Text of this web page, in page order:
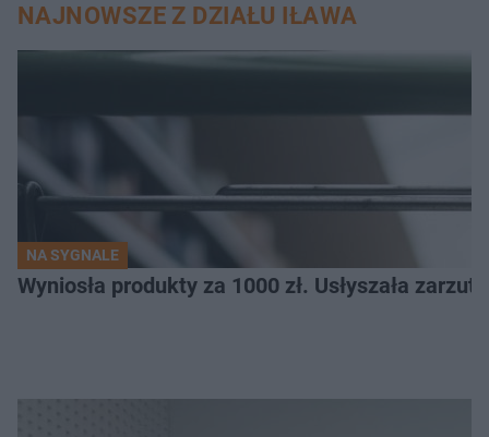
NAJNOWSZE Z DZIAŁU IŁAWA
NA SYGNALE
Wyniosła produkty za 1000 zł. Usłyszała zarzuty